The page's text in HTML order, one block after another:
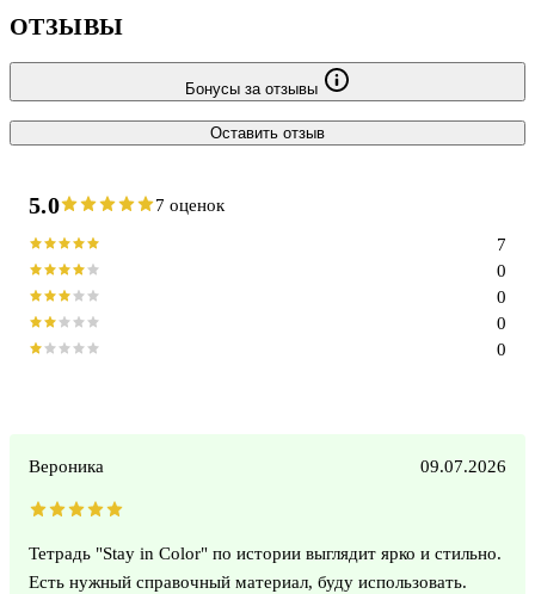
ОТЗЫВЫ
Бонусы за отзывы
Оставить отзыв
5.0 7 оценок
0
0
0
0
7
Вероника 09.07.2026
Тетрадь "Stay in Color" по истории выглядит ярко и стильно.
Есть нужный справочный материал, буду использовать.